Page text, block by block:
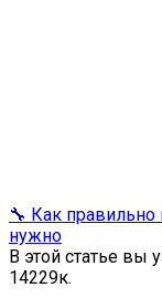
🔧 Как
нужно
В этой статье вы
14229к.